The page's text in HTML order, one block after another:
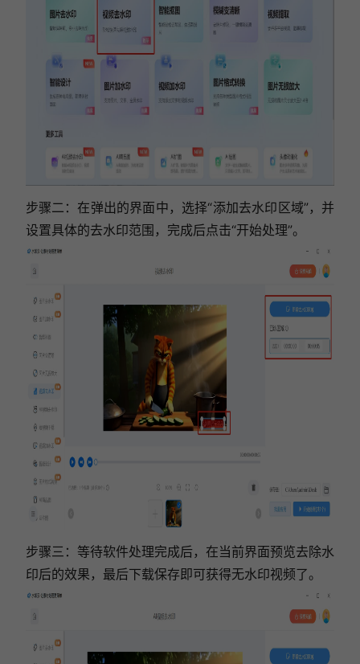
步骤二： 在弹出的界面中，选择“添加去水印区域”，并
设置具体的去水印范围，完成后点击“开始处理”。
步骤三：等待软件处理完成后，在当前界面预览去除水
印后的效果，最后下载保存即可获得无水印视频了。